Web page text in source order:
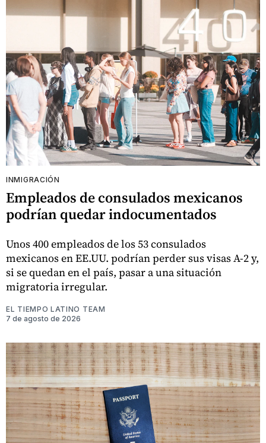
INMIGRACIÓN
Empleados de consulados mexicanos
podrían quedar indocumentados
Unos 400 empleados de los 53 consulados
mexicanos en EE.UU. podrían perder sus visas A-2 y,
si se quedan en el país, pasar a una situación
migratoria irregular.
EL TIEMPO LATINO TEAM
7 de agosto de 2026